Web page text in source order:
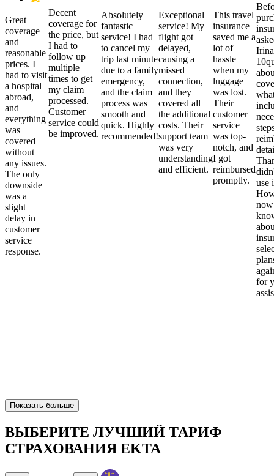
Great
coverage
and
reasonable
prices. I
had to visit
a hospital
abroad,
and
everything
was
covered
without
any issues.
The only
downside
was a
slight
delay in
customer
service
response.
Decent
coverage for
the price, but
I had to
follow up
multiple
times to get
my claim
processed.
Customer
service could
be improved.
Absolutely
fantastic
service! I had
to cancel my
trip last minute
due to a family
emergency,
and the claim
process was
smooth and
quick. Highly
recommended!
Exceptional
service! My
flight got
delayed,
causing a
missed
connection,
and they
covered all
the additional
costs. Their
support team
was very
understanding
and efficient.
This travel
insurance
saved me a
lot of
hassle
when my
luggage
was lost.
Their
customer
service
was top-
notch, and
I got
reimbursed
promptly.
use
for
Показать больше
ВЫБЕРИТЕ ЛУЧШИЙ ТАРИФ
СТРАХОВАНИЯ EKTA